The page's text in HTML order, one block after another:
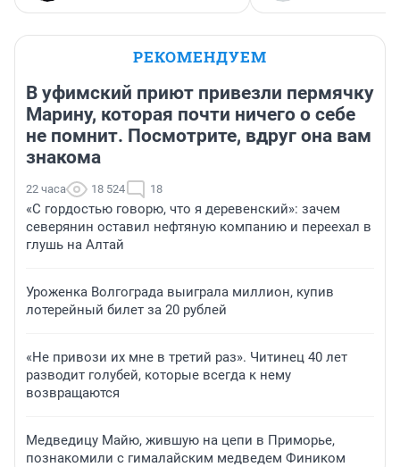
РЕКОМЕНДУЕМ
В уфимский приют привезли пермячку
Марину, которая почти ничего о себе
не помнит. Посмотрите, вдруг она вам
знакома
22 часа 18 524 18
«С гордостью говорю, что я деревенский»: зачем
северянин оставил нефтяную компанию и переехал в
глушь на Алтай
Уроженка Волгограда выиграла миллион, купив
лотерейный билет за 20 рублей
«Не привози их мне в третий раз». Читинец 40 лет
разводит голубей, которые всегда к нему
возвращаются
Медведицу Майю, жившую на цепи в Приморье,
познакомили с гималайским медведем Фиником